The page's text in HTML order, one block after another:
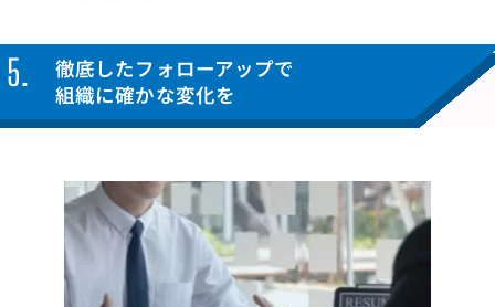
5.
徹底したフォローアップで
組織に確かな変化を